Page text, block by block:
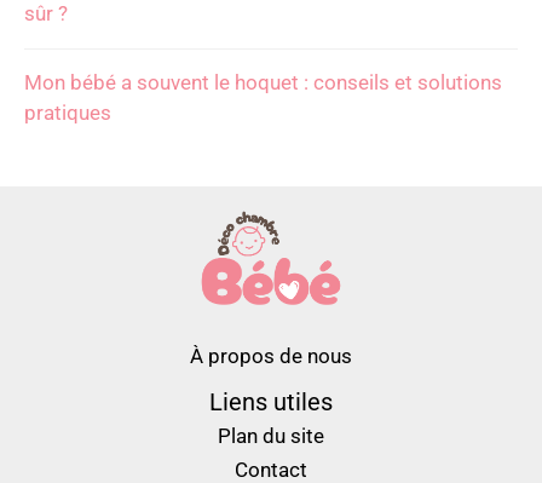
sûr ?
Mon bébé a souvent le hoquet : conseils et solutions
pratiques
À propos de nous
Liens utiles
Plan du site
Contact